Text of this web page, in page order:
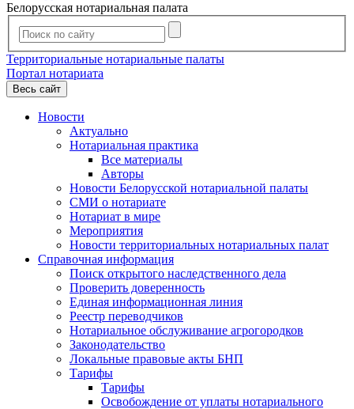
Белорусская нотариальная палата
Территориальные нотариальные палаты
Портал нотариата
Весь сайт
Новости
Актуально
Нотариальная практика
Все материалы
Авторы
Новости Белорусской нотариальной палаты
СМИ о нотариате
Нотариат в мире
Мероприятия
Новости территориальных нотариальных палат
Справочная информация
Поиск открытого наследственного дела
Проверить доверенность
Единая информационная линия
Реестр переводчиков
Нотариальное обслуживание агрогородков
Законодательство
Локальные правовые акты БНП
Тарифы
Тарифы
Освобождение от уплаты нотариального